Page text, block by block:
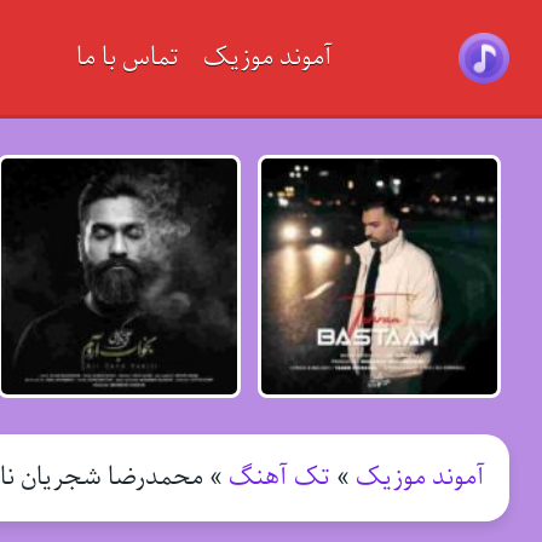
آموند موزیک تماس با ما
آموند موزیک » تک آهنگ » محمدرضا شجریان